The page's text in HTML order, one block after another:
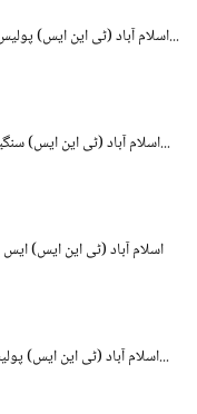
اسلام آباد (ٹی این ایس) پولیس نے مختلف علاقوں میں سرچ...
اسلام آباد (ٹی این ایس) سنگین جرائم میں ملوث 17 جرائم...
اسلام آباد (ٹی این ایس)
اسلام آباد (ٹی این ایس) پولیس کے سینئر افسران فیلڈ میں...